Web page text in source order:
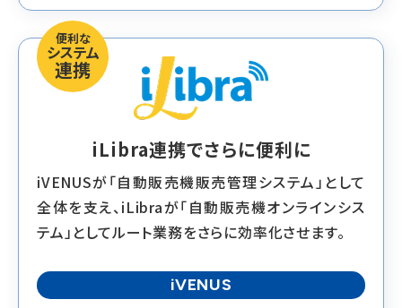
便利な
システム
連携
iLibra連携でさらに便利に
iVENUSが「自動販売機販売管理システム」として
全体を支え、iLibraが「自動販売機オンラインシス
テム」としてルート業務をさらに効率化させます。
iVENUS